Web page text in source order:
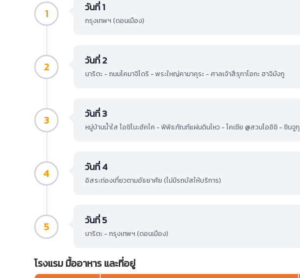
1 วันที่ 1
กรุงเทพฯ (ดอนเมือง)
2 วันที่ 2
นาริตะ - ถนนโคมาจิโดริ - พระใหญ่คามาคุระ - ศาลเจ้าสึรุกาโอกะ ฮาจิมังกู
3 วันที่ 3
หมู่บ้านน้ำใส โอชิโนะฮัคไค - พิพิธภัณฑ์แผ่นดินไหว - โคเชีย @สวนโออิชิ - ชินจูกุ
4 วันที่ 4
อิสระท่องเที่ยวตามอัธยาศัย (ไม่มีรถบัสให้บริการ)
5 วันที่ 5
นาริตะ - กรุงเทพฯ (ดอนเมือง)
โรงแรม มื้ออาหาร และที่อยู่